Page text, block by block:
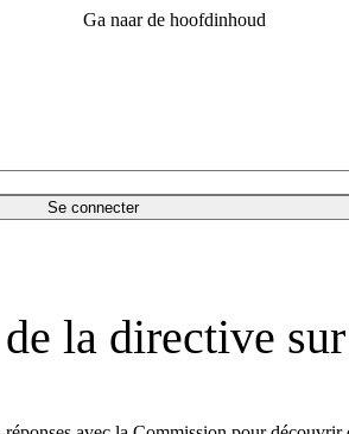
Ga naar de hoofdinhoud
Se connecter
la directive